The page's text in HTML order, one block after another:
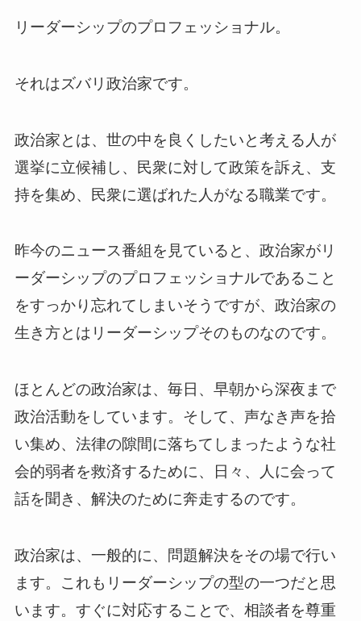
リーダーシップのプロフェッショナル。
それはズバリ政治家です。
政治家とは、世の中を良くしたいと考える人が
選挙に立候補し、民衆に対して政策を訴え、支
持を集め、民衆に選ばれた人がなる職業です。
昨今のニュース番組を見ていると、政治家がリ
ーダーシップのプロフェッショナルであること
をすっかり忘れてしまいそうですが、政治家の
生き方とはリーダーシップそのものなのです。
ほとんどの政治家は、毎日、早朝から深夜まで
政治活動をしています。そして、声なき声を拾
い集め、法律の隙間に落ちてしまったような社
会的弱者を救済するために、日々、人に会って
話を聞き、解決のために奔走するのです。
政治家は、一般的に、問題解決をその場で行い
ます。これもリーダーシップの型の一つだと思
います。すぐに対応することで、相談者を尊重